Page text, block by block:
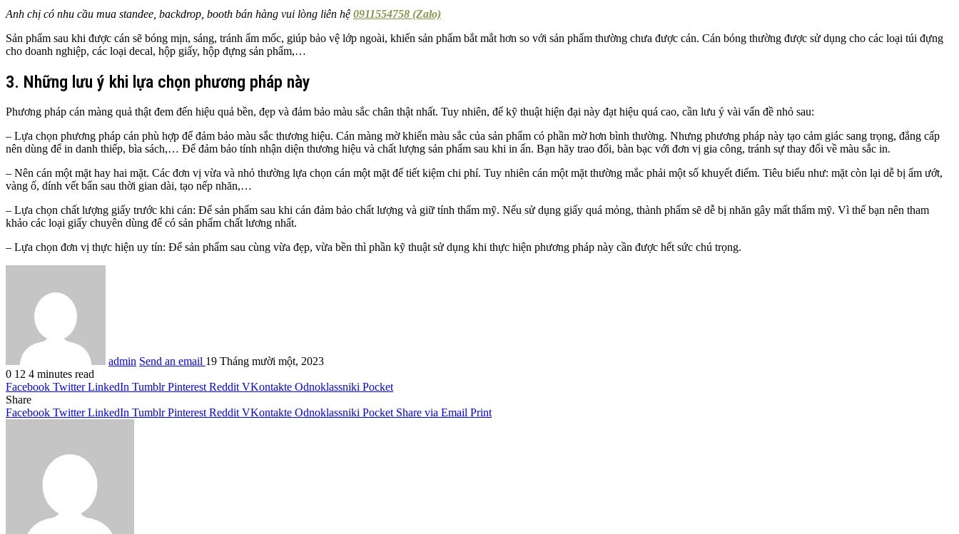
Anh chị có nhu cầu mua standee, backdrop, booth bán hàng vui lòng liên hệ0911554758 (Zalo)
Sản phẩm sau khi được cán sẽ bóng mịn, sáng, tránh ẩm mốc, giúp bảo vệ lớp ngoài, khiến sản phẩm bắt mắt hơn so với sản phẩm thường chưa được cán. Cán bóng thường được sử dụng cho các loại túi đựng
cho doanh nghiệp, các loại decal, hộp giấy, hộp đựng sản phẩm,…
3. Những lưu ý khi lựa chọn phương pháp này
Phương pháp cán màng quả thật đem đến hiệu quả bền, đẹp và đảm bảo màu sắc chân thật nhất. Tuy nhiên, để kỹ thuật hiện đại này đạt hiệu quá cao, cần lưu ý vài vấn đề nhỏ sau:
– Lựa chọn phương pháp cán phù hợp để đảm bảo màu sắc thương hiệu. Cán màng mờ khiến màu sắc của sản phẩm có phần mờ hơn bình thường. Nhưng phương pháp này tạo cảm giác sang trọng, đẳng cấp
nên dùng để in danh thiếp, bìa sách,… Để đảm bảo tính nhận diện thương hiệu và chất lượng sản phẩm sau khi in ấn. Bạn hãy trao đổi, bàn bạc với đơn vị gia công, tránh sự thay đổi về màu sắc in.
– Nên cán một mặt hay hai mặt. Các đơn vị vừa và nhỏ thường lựa chọn cán một mặt để tiết kiệm chi phí. Tuy nhiên cán một mặt thường mắc phải một số khuyết điểm. Tiêu biểu như: mặt còn lại dễ bị ẩm ướt,
vàng ố, dính vết bẩn sau thời gian dài, tạo nếp nhăn,…
– Lựa chọn chất lượng giấy trước khi cán: Để sản phẩm sau khi cán đảm bảo chất lượng và giữ tính thẩm mỹ. Nếu sử dụng giấy quá mỏng, thành phẩm sẽ dễ bị nhăn gây mất thẩm mỹ. Vì thế bạn nên tham
khảo các loại giấy chuyên dùng để có sản phẩm chất lương nhất.
– Lựa chọn đơn vị thực hiện uy tín: Để sản phẩm sau cùng vừa đẹp, vừa bền thì phần kỹ thuật sử dụng khi thực hiện phương pháp này cần được hết sức chú trọng.
admin Send an email 19 Tháng mười một, 2023
0 12 4 minutes read
Facebook Twitter LinkedIn Tumblr Pinterest Reddit VKontakte Odnoklassniki Pocket
Share
Facebook Twitter LinkedIn Tumblr Pinterest Reddit VKontakte Odnoklassniki Pocket Share via Email Print